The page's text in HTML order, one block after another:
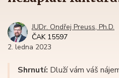
JUDr. Ondřej Preuss, Ph.D.
ČAK 15597
2. ledna 2023
Shrnutí: Dluží vám váš